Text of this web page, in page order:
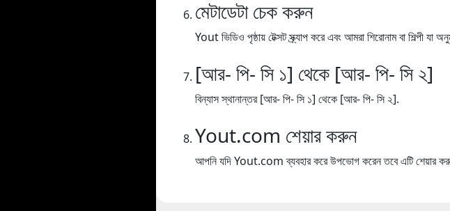
মেটাডেটা চেক করুন
Yout ভিডিও পৃষ্ঠায় টেক্সট স্ক্র্যাপ করে এবং আমরা শিরোনাম বা শিল্পী
[আর- পি- সি ১] থেকে [আর- পি- সি ২]
বিন্যাস স্থানান্তর [আর- পি- সি ১] থেকে [আর- পি- সি ২].
Yout.com শেয়ার করুন
আপনি যদি Yout.com ব্যবহার করে উপভোগ করেন তবে এটি শেয়ার